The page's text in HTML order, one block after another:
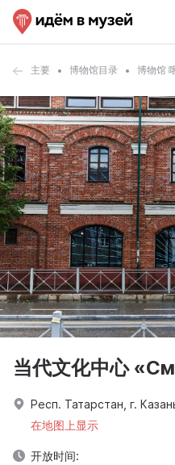
主要 博物馆目录 博物馆
当代文化中心
Респ. Татарстан, г.
在地图上显示
开放时间: